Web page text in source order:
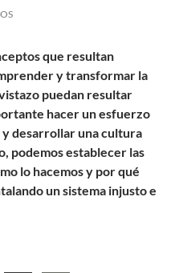
que resultan
y transformar la
puedan resultar
hacer un esfuerzo
desarrollar una cultura
podemos establecer las
lo hacemos y por qué
un sistema injusto e
y el interés